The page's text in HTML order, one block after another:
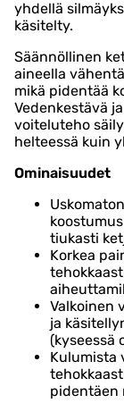
yhdellä
käsitelty.
Säännöllinen
aineella
mikä pidentää
Vedenkestävä
voiteluteho
helteessä kuin
Ominaisuudet
tiukasti
Korkea
Valkoinen
ja
(kyseessä
Kulumista
pidentäen